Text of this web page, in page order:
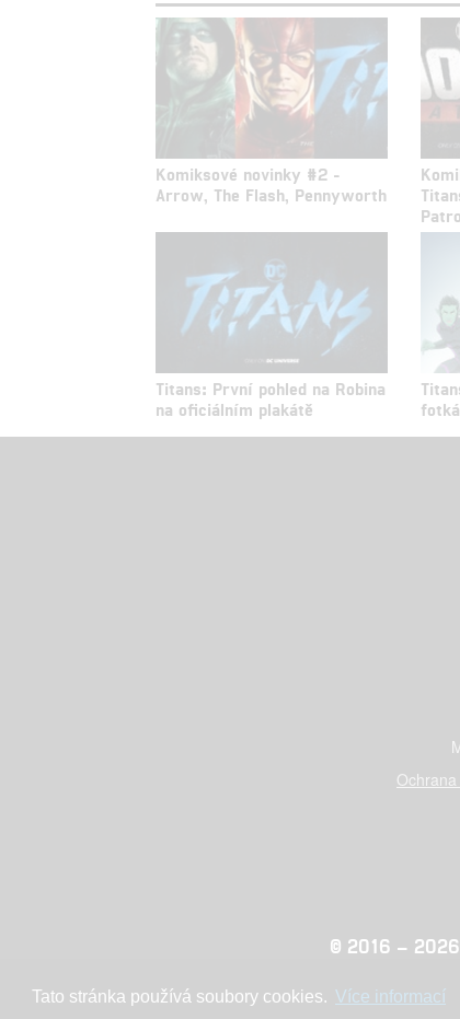
Tato stránka používá soubory cookies. Více informací
Komiksové novinky #2 -
Arrow, The Flash, Pennyworth
Titans: První pohled na Robina
na oficiálním plakátě
© 2016 – 2026